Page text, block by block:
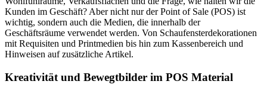
Kunden im Geschäft? Aber nicht nur der Point of Sale (POS) ist
wichtig, sondern auch die Medien, die innerhalb der
Geschäftsräume verwendet werden. Von Schaufensterdekorationen
mit Requisiten und Printmedien bis hin zum Kassenbereich und
Hinweisen auf zusätzliche Artikel.
Kreativität und Bewegtbilder im POS Material